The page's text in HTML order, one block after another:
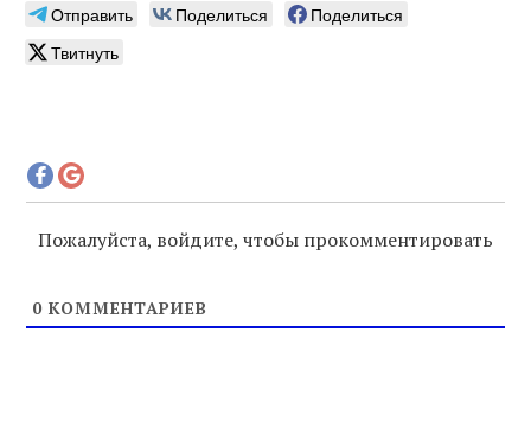
Отправить Поделиться
Поделиться
Твитнуть
Пожалуйста, войдите, чтобы прокомментировать
0 КОММЕНТАРИЕВ